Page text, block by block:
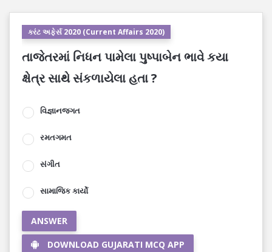
કરંટ અફેર્સ 2020 (Current Affairs 2020)
તાજેતરમાં નિધન પામેલા પુષ્પાબેન ભાવે કયા
ક્ષેત્ર સાથે સંકળાયેલા હતા ?
વિજ્ઞાનજગત
રમતગમત
સંગીત
સામાજિક કાર્યો
ANSWER
DOWNLOAD GUJARATI MCQ APP